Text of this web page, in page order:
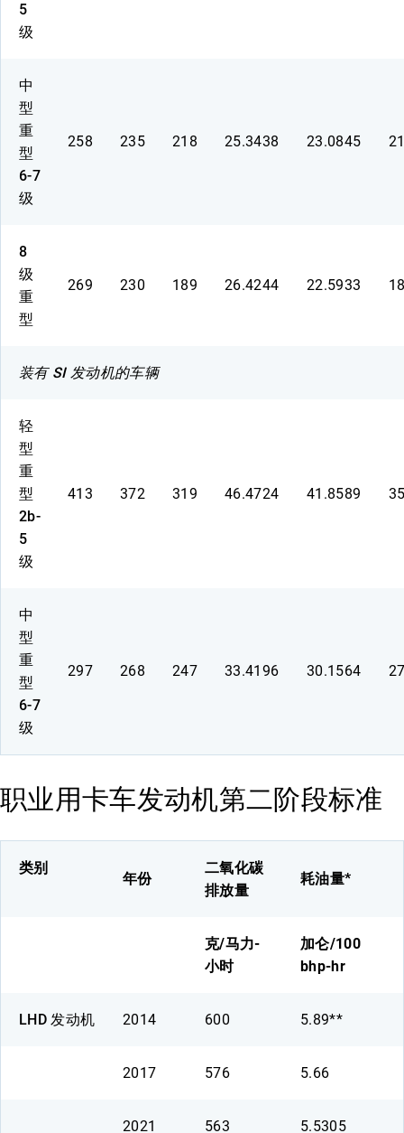
5
级
中
型
重
型
6-7
级
258 235 218 25.3438 23.0845
8
级
重
型
269 230 189 26.4244 22.5933
装有 SI 发动机的车辆
轻
型
重
型
2b-
5
级
413 372 319 46.4724 41.8589
中
型
重
型
6-7
级
297 268 247 33.4196 30.1564
职业用卡车发动机第二阶段标准
类别
年份
二氧化碳
排放量
耗油量*
克/马力-
小时
加仑/100
bhp-hr
LHD 发动机 2014 600 5.89**
2017 576 5.66
2021 563 5.5305